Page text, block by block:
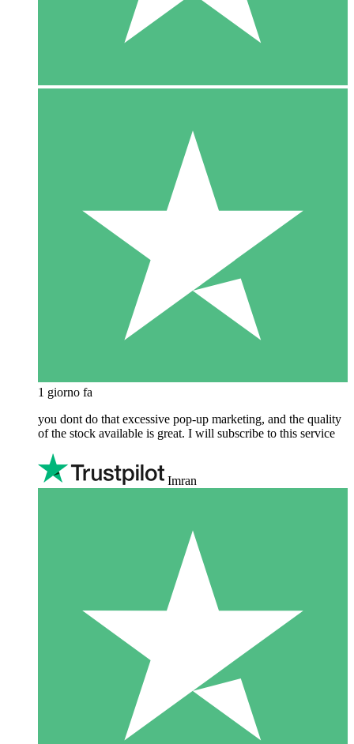
1 giorno fa
you dont do that excessive pop-up marketing, and the quality
of the stock available is great. I will subscribe to this service
Imran